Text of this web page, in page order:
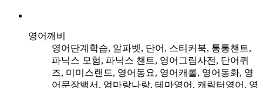
영어깨비
영어단계학습, 알파벳, 단어, 스티커북, 통통챈트,
파닉스 모험, 파닉스 챈트, 영어그림사전, 단어퀴
즈, 미미스랜드, 영어동요, 영어캐롤, 영어동화, 영
어문장백서, 엄마랑나랑, 테마영어, 캐릭터영어, 영